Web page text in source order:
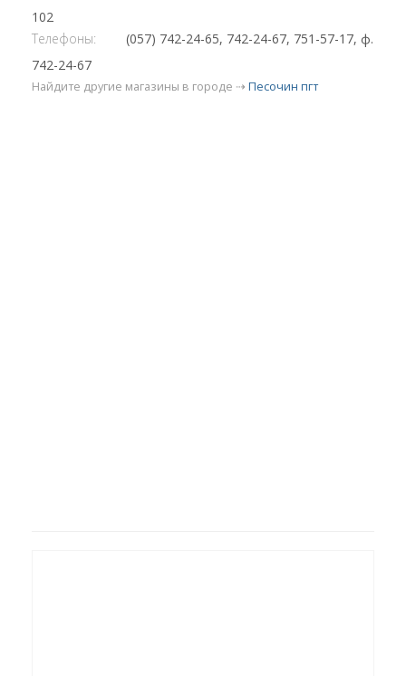
102
Телефоны:
(057) 742-24-65, 742-24-67, 751-57-17, ф.
742-24-67
Найдите другие магазины в городе ⇢ Песочин пгт